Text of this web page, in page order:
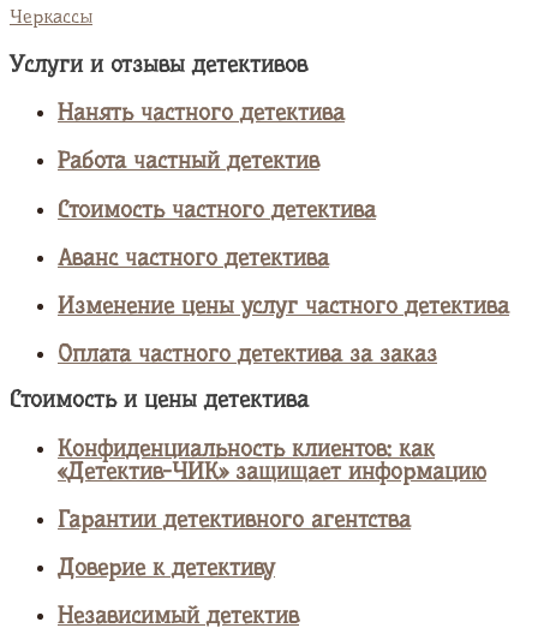
Черкассы
Услуги и отзывы детективов
Нанять частного детектива
Работа частный детектив
Стоимость частного детектива
Аванс частного детектива
Изменение цены услуг частного детектива
Оплата частного детектива за заказ
Стоимость и цены детектива
Конфиденциальность клиентов: как
«Детектив-ЧИК» защищает информацию
Гарантии детективного агентства
Доверие к детективу
Независимый детектив